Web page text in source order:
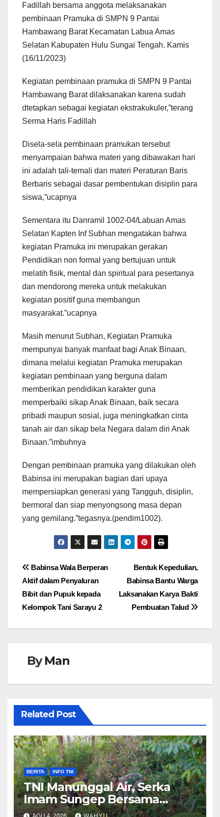
Fadillah bersama anggota melaksanakan
pembinaan Pramuka di SMPN 9 Pantai
Hambawang Barat Kecamatan Labua Amas
Selatan Kabupaten Hulu Sungai Tengah. Kamis
(16/11/2023)
Kegiatan pembinaan pramuka di SMPN 9 Pantai
Hambawang Barat dilaksanakan karena sudah
dtetapkan sebagai kegiatan ekstrakukuler,”terang
Serma Haris Fadillah
Disela-sela pembinaan pramukan tersebut
menyampaian bahwa materi yang dibawakan hari
ini adalah tali-temali dan materi Peraturan Baris
Berbaris sebagai dasar pembentukan disiplin para
siswa,”ucapnya
Sementara itu Danramil 1002-04/Labuan Amas
Selatan Kapten Inf Subhan mengatakan bahwa
kegiatan Pramuka ini merupakan gerakan
Pendidikan non formal yang bertujuan untuk
melatih fisik, mental dan spiritual para pesertanya
dan mendorong mereka untuk melakukan
kegiatan positif guna membangun
masyarakat.”ucapnya
Masih menurut Subhan, Kegiatan Pramuka
mempunyai banyak manfaat bagi Anak Binaan,
dimana melalui kegiatan Pramuka merupakan
kegiatan pembinaan yang berguna dalam
memberikan pendidikan karakter guna
memperbaiki sikap Anak Binaan, baik secara
pribadi maupun sosial, juga meningkatkan cinta
tanah air dan sikap bela Negara dalam diri Anak
Binaan.”imbuhnya
Dengan pembinaan pramuka yang dilakukan oleh
Babinsa ini merupakan bagian dari upaya
mempersiapkan generasi yang Tangguh, disiplin,
bermoral dan siap menyongsong masa depan
yang gemilang.”tegasnya.(pendim1002).
Navigasi
pos
Bentuk Kepedulian,
Babinsa Bantu Warga
Laksanakan Karya Bakti
Pembuatan Talud
Babinsa Wala Berperan
Aktif dalam Penyaluran
Bibit dan Pupuk kepada
Kelompok Tani Sarayu 2
ByMan
Related Post
BERITA INFO TNI
TNI Manunggal Air, Serka
Imam Sungep Bersama
Warga Kedung Banteng